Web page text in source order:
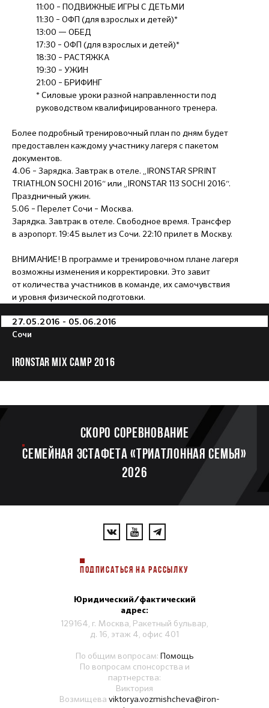
11:00 – ПОДВИЖНЫЕ ИГРЫ С ДЕТЬМИ
11:30 – ОФП (для взрослых и детей)*
13:00 — ОБЕД
17:30 – ОФП (для взрослых и детей)*
18:30 – РАСТЯЖКА
19:30 – УЖИН
21:00 – БРИФИНГ
* Силовые уроки разной направленности под
руководством квалифицированного тренера.
Более подробный тренировочный план по дням будет
предоставлен каждому участнику лагеря с пакетом
документов.
4.06 – Зарядка. Завтрак в отеле. „IRONSTAR SPRINT
TRIATHLON SOCHI 2016“ или „IRONSTAR 113 SOCHI 2016“.
Праздничный ужин.
5.06 – Перелет Сочи – Москва.
Зарядка. Завтрак в отеле. Свободное время. Трансфер
в аэропорт. 19:45 вылет из Сочи. 22:10 прилет в Москву.
ВНИМАНИЕ! В программе и тренировочном плане лагеря
возможны изменения и корректировки. Это завит
от количества участников в команде, их самочувствия
и уровня физической подготовки.
27.05.2016 - 05.06.2016
Сочи
IRONSTAR MIX CAMP 2016
Скоро соревнование
Семейная эстафета «Триатлонная семья»
2026
ПОДПИСАТЬСЯ НА РАССЫЛКУ
Юридический/фактический
адрес:
129164, г. Москва, Ракетный бульвар,
д. 16, этаж 4, офис 401
По общим вопросам: Помощь
По вопросам спонсорства и
партнерства:
Виктория
Возмищева viktorya.vozmishcheva@iron-